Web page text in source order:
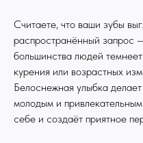
Считаете, что ваши зубы
распространённый запрос
большинства людей
курения или возрастных
Белоснежная улыбка
молодым и
себе и создаёт приятное